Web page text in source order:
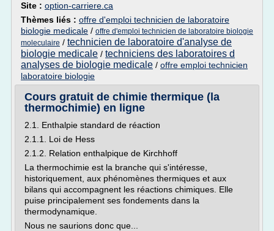
Site : option-carriere.ca
Thèmes liés : offre d'emploi technicien de laboratoire
biologie medicale / offre d'emploi technicien de laboratoire biologie
moleculaire / technicien de laboratoire d'analyse de
biologie medicale / techniciens des laboratoires d
analyses de biologie medicale / offre emploi technicien
laboratoire biologie
Cours gratuit de chimie thermique (la
thermochimie) en ligne
2.1. Enthalpie standard de réaction
2.1.1. Loi de Hess
2.1.2. Relation enthalpique de Kirchhoff
La thermochimie est la branche qui s'intéresse,
historiquement, aux phénomènes thermiques et aux
bilans qui accompagnent les réactions chimiques. Elle
puise principalement ses fondements dans la
thermodynamique.
Nous ne saurions donc que...